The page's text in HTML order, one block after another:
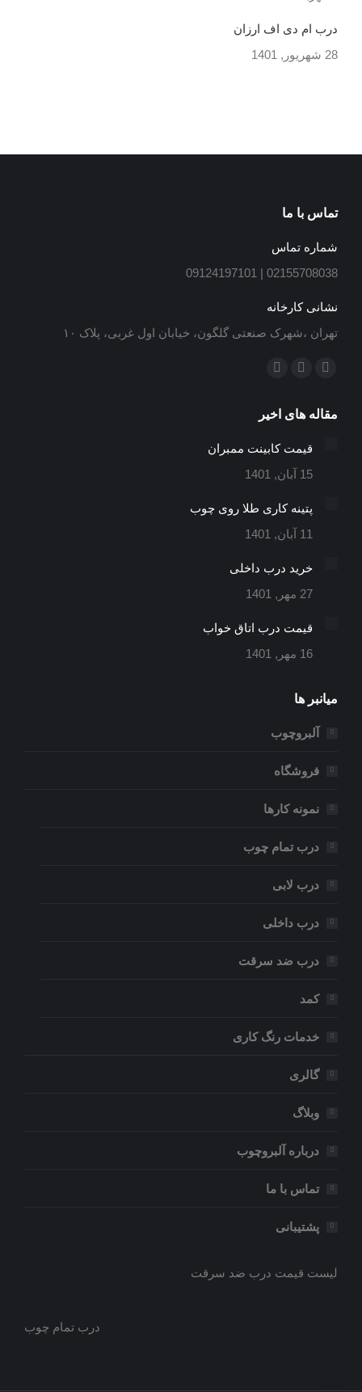
درب ام دی اف ارزان
28 شهریور, 1401
تماس با ما
شماره تماس
02155708038 | 09124197101
نشانی کارخانه
تهران ،شهرک صنعتی گلگون، خیابان اول غربی، پلاک ۱۰
ما را دنبال کنید در:
کردن
پنجره
جدید
کردن
برگه
پنجره
جدید
کردن
برگه
پنجره
جدید
مقاله های اخیر
قیمت کابینت ممبران
15 آبان, 1401
پتینه کاری طلا روی چوب
11 آبان, 1401
خرید درب داخلی
27 مهر, 1401
قیمت درب اتاق خواب
16 مهر, 1401
میانبر ها
آلبروچوب
فروشگاه
نمونه کارها
درب تمام چوب
درب لابی
درب داخلی
درب ضد سرقت
کمد
خدمات رنگ کاری
گالری
وبلاگ
درباره آلبروچوب
تماس با ما
پشتیبانی
لیست قیمت درب ضد سرقت
درب تمام چوب